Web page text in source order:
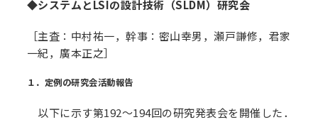
◆システムとLSIの設計技術（SLDM）研究会
［主査：中村祐一，幹事：密山幸男，瀬戸謙修，君家
一紀，廣本正之］
１．定例の研究会活動報告
以下に示す第192～194回の研究発表会を開催した．